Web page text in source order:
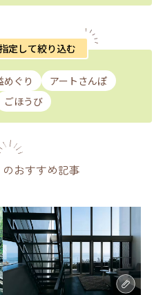
定して絞り込む
めぐり
アートさんぽ
ごほうび
のおすすめ記事